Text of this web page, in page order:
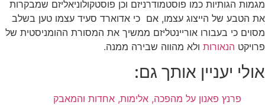
מגמות הגותיות כמו פוסטמודרניזם וכן פוסטקולוניאליזם שמבקרות
את הטבע של הייצוג עצמו, אם כי אדוארד סעיד עצמו טען בשלב
מסוים כי בעבורו אוריינטליזם ממשיך את המסורת ההומניסטית של
פרויקט הנאורות ולא מהווה שבירה ממנה.
אולי יעניין אותך גם:
פרנץ פאנון על מהפכה, אלימות, אחדות והמאבק